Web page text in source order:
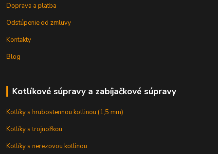
Doprava a platba
Odstúpenie od zmluvy
Kontakty
Blog
Kotlíkové súpravy a zabíjačkové súpravy
Kotlíky s hrubostennou kotlinou (1,5 mm)
Kotlíky s trojnožkou
Kotlíky s nerezovou kotlinou